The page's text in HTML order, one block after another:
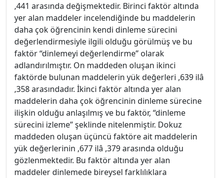
,441 arasında değişmektedir. Birinci faktör altında
yer alan maddeler incelendiğinde bu maddelerin
daha çok öğrencinin kendi dinleme sürecini
değerlendirmesiyle ilgili olduğu görülmüş ve bu
faktör “dinlemeyi değerlendirme” olarak
adlandırılmıştır. On maddeden oluşan ikinci
faktörde bulunan maddelerin yük değerleri ,639 ilâ
,358 arasındadır. İkinci faktör altında yer alan
maddelerin daha çok öğrencinin dinleme sürecine
ilişkin olduğu anlaşılmış ve bu faktör, “dinleme
sürecini izleme” şeklinde nitelenmiştir. Dokuz
maddeden oluşan üçüncü faktöre ait maddelerin
yük değerlerinin ,677 ilâ ,379 arasında olduğu
gözlenmektedir. Bu faktör altında yer alan
maddeler dinlemede bireysel farklılıklara